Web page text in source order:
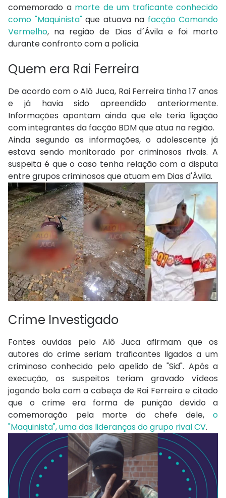
comemorado a morte de um traficante conhecido
como "Maquinista"que atuava na facção Comando
Vermelho, na região de Dias d´Ávila e foi morto
durante confronto com a polícia.
Quem era Rai Ferreira
De acordo com o Alô Juca, Rai Ferreira tinha 17 anos
e já havia sido apreendido anteriormente.
Informações apontam ainda que ele teria ligação
com integrantes da facção BDM que atua na região.
Ainda segundo as informações, o adolescente já
estava sendo monitorado por criminosos rivais. A
suspeita é que o caso tenha relação com a disputa
entre grupos criminosos que atuam em Dias d'Ávila.
Crime Investigado
Fontes ouvidas pelo Alô Juca afirmam que os
autores do crime seriam traficantes ligados a um
criminoso conhecido pelo apelido de "Sid". Após a
execução, os suspeitos teriam gravado vídeos
jogando bola com a cabeça de Rai Ferreira e citado
que o crime era forma de punição devido a
comemoração pela morte do chefe dele, o
"Maquinista", uma das lideranças do grupo rival CV.